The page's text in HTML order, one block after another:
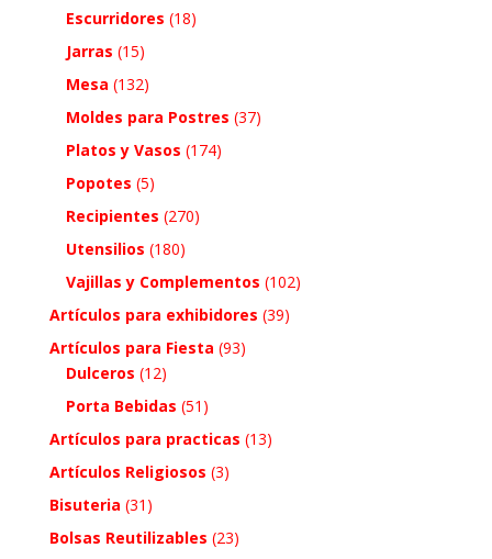
Escurridores (18)
Jarras (15)
Mesa (132)
Moldes para Postres (37)
Platos y Vasos (174)
Popotes (5)
Recipientes (270)
Utensilios (180)
Vajillas y Complementos (102)
Artículos para exhibidores (39)
Artículos para Fiesta (93)
Dulceros (12)
Porta Bebidas (51)
Artículos para practicas (13)
Artículos Religiosos (3)
Bisuteria (31)
Bolsas Reutilizables (23)